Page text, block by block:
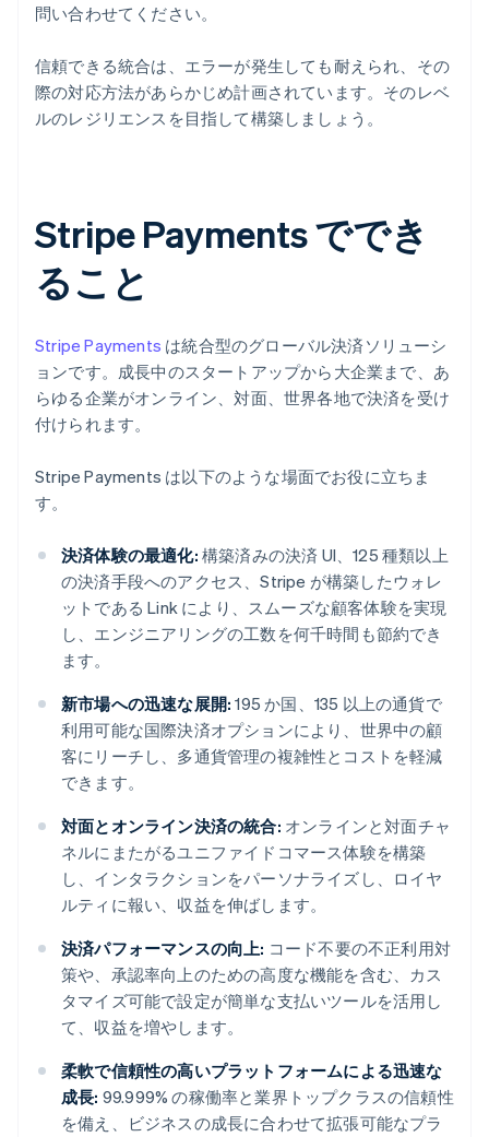
問い合わせてください。
信頼できる統合は、エラーが発生しても耐えられ、その
際の対応方法があらかじめ計画されています。そのレベ
ルのレジリエンスを目指して構築しましょう。
Stripe Payments ででき
ること
Stripe Payments は統合型のグローバル決済ソリューシ
ョンです。成長中のスタートアップから大企業まで、あ
らゆる企業がオンライン、対面、世界各地で決済を受け
付けられます。
Stripe Payments は以下のような場面でお役に立ちま
す。
決済体験の最適化: 構築済みの決済 UI、125 種類以上
の決済手段へのアクセス、Stripe が構築したウォレ
ットである Link により、スムーズな顧客体験を実現
し、エンジニアリングの工数を何千時間も節約でき
ます。
新市場への迅速な展開: 195 か国、135 以上の通貨で
利用可能な国際決済オプションにより、世界中の顧
客にリーチし、多通貨管理の複雑性とコストを軽減
できます。
対面とオンライン決済の統合: オンラインと対面チャ
ネルにまたがるユニファイドコマース体験を構築
し、インタラクションをパーソナライズし、ロイヤ
ルティに報い、収益を伸ばします。
決済パフォーマンスの向上: コード不要の不正利用対
策や、承認率向上のための高度な機能を含む、カス
タマイズ可能で設定が簡単な支払いツールを活用し
て、収益を増やします。
柔軟で信頼性の高いプラットフォームによる迅速な
成長: 99.999% の稼働率と業界トップクラスの信頼性
を備え、ビジネスの成長に合わせて拡張可能なプラ